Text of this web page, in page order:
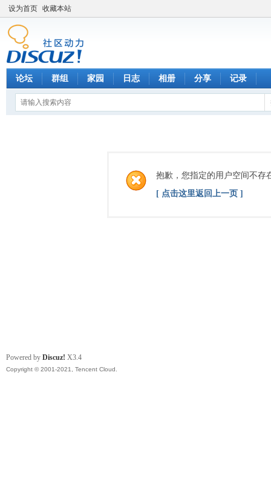
设为首页 收藏本站
论坛 群组 家园 日志 相册 分享 记录
抱歉，您指定的用户空间不存
[ 点击这里返回上一页 ]
Powered by Discuz! X3.4
Copyright © 2001-2021, Tencent Cloud.